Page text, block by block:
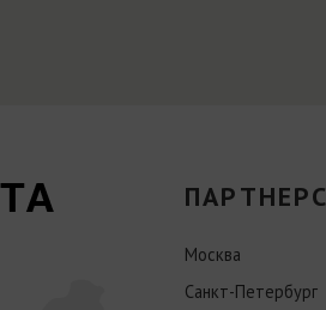
Москва
Санкт-Петербург